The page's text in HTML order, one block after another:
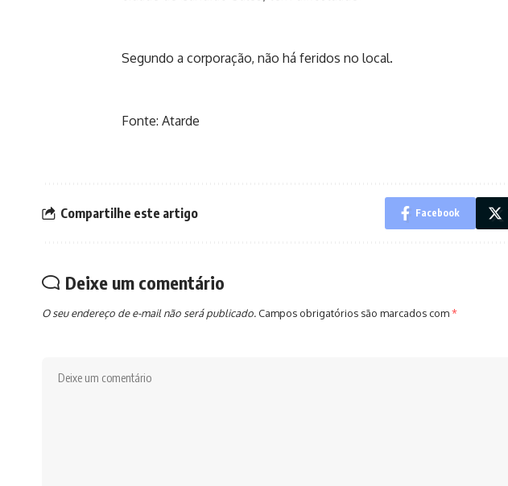
Segundo a corporação, não há feridos no local.
Fonte: Atarde
Compartilhe este artigo Facebook
Deixe um comentário
O seu endereço de e-mail não será publicado. Campos obrigatórios são marcados com*